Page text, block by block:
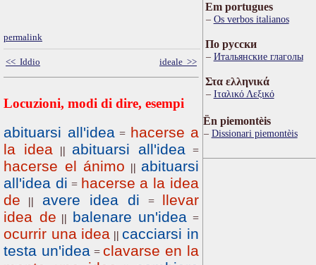
permalink
<< Iddio ideale >>
Locuzioni, modi di dire, esempi
abituarsi all'idea= hacerse a
la idea
|| abituarsi all'idea =
hacerse el ánimo || abituarsi
all'idea di = hacerse a la idea
de
|| avere idea di = llevar
idea de || balenare un'idea =
ocurrir una idea || cacciarsi in
testa un'idea= clavarse en la
Em portugues
Os verbos italianos
По русски
Итальянские глаголы
Στα ελληνικά
Ιταλικό Λεξικό
Ën piemontèis
Dissionari piemontèis